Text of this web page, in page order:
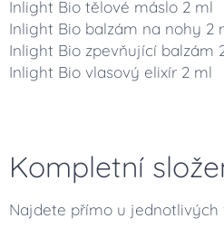
Inlight Bio tělové máslo 2 ml
Inlight Bio balzám na nohy 2
Inlight Bio zpevňující balzám
Inlight Bio vlasový elixír 2 ml
Kompletní
Najdete přímo u jednotlivých